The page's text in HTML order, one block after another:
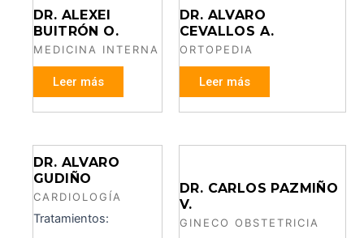
DR. ALEXEI
BUITRÓN O.
MEDICINA INTERNA
Leer más
DR. ALVARO
CEVALLOS A.
ORTOPEDIA
Leer más
DR. ALVARO
GUDIÑO
CARDIOLOGÍA
Tratamientos:
DR. CARLOS PAZMIÑO
V.
GINECO OBSTETRICIA